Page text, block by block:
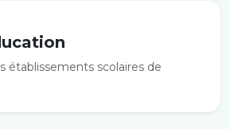
établissements scolaires de